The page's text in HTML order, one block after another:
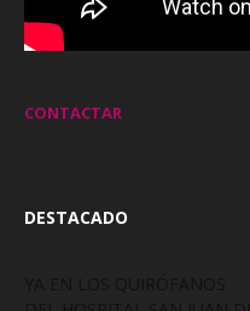
CONTACTAR
DESTACADO